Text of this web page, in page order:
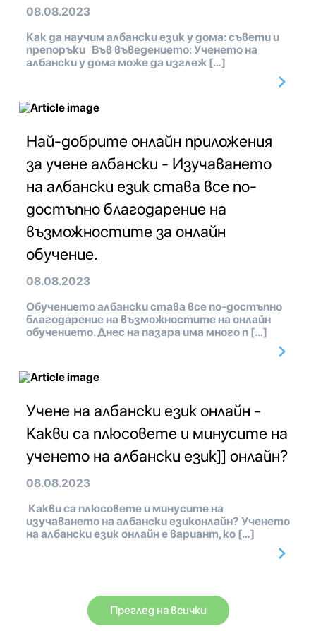
08.08.2023
Как да научим албански език у дома: съвети и
препоръки Във въведението: Ученето на
албански у дома може да изглеж […]
Най-добрите онлайн приложения
за учене албански - Изучаването
на албански език става все по-
достъпно благодарение на
възможностите за онлайн
обучение.
08.08.2023
Обучението албански става все по-достъпно
благодарение на възможностите на онлайн
обучението. Днес на пазара има много п […]
Учене на албански език онлайн -
Какви са плюсовете и минусите на
ученето на албански език]] онлайн?
08.08.2023
Какви са плюсовете и минусите на
изучаването на албански езиконлайн? Ученето
на албански език онлайн е вариант, ко […]
Преглед на всички